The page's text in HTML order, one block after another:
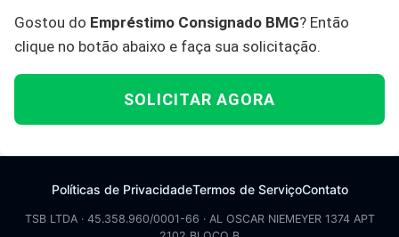
Gostou do Empréstimo Consignado BMG? Então
clique no botão abaixo e faça sua solicitação.
SOLICITAR AGORA
Políticas de PrivacidadeTermos de ServiçoContato
TSB LTDA · 45.358.960/0001-66 · AL OSCAR NIEMEYER 1374 APT